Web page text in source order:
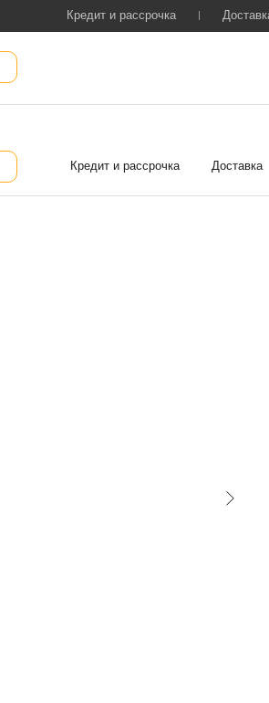
Кредит и рассрочка
Доставка
Кредит и рассрочка